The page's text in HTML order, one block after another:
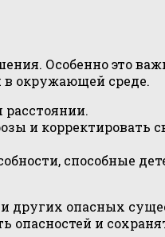
Особенно это
в окружающей среде.
и корректировать
способные
других опасных
опасностей и